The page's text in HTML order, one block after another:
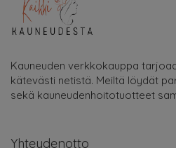
Kauneuden verkkokauppa
kätevästi netistä. Meiltä löydät
sekä kauneudenhoitotuotteet
Yhteydenotto